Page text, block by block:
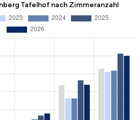
Tafelhof nach Zimmeranzahl